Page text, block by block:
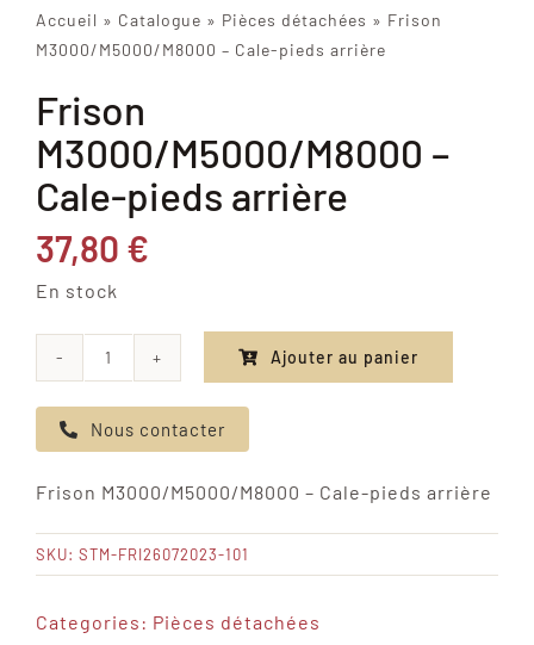
Accueil » Catalogue » Pièces détachées » Frison
M3000/M5000/M8000 – Cale-pieds arrière
Frison
M3000/M5000/M8000 –
Cale-pieds arrière
37,80 €
En stock
de
Frison
-
Cale-
pieds
Ajouter au panier
Nous contacter
Frison M3000/M5000/M8000 – Cale-pieds arrière
SKU: STM-FRI26072023-101
Categories: Pièces détachées